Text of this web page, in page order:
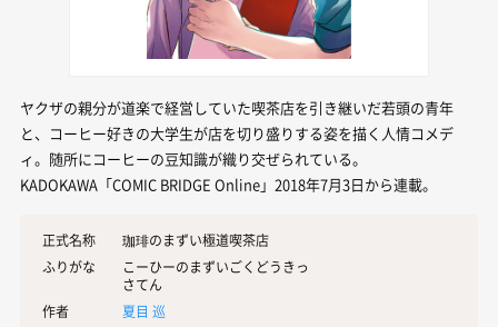
ヤクザの親分が道楽で経営していた喫茶店を引き継いだ若頭の青年
と、コーヒー好きの大学生が店を切り盛りする姿を描く人情コメデ
ィ。随所にコーヒーの豆知識が織り交ぜられている。
KADOKAWA「COMIC BRIDGE Online」2018年7月3日から連載。
正式名称
珈琲のまずい極道喫茶店
ふりがな
こーひーのまずいごくどうきっ
さてん
作者
夏目 巡